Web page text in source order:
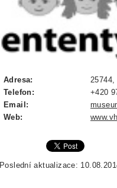
Adresa:
Telefon:
+420
Email:
Web:
Poslední aktualizace: